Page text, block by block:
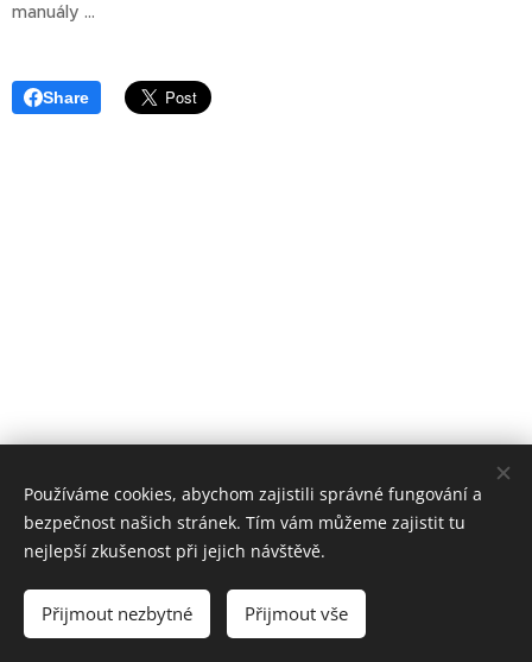
manuály ...
Share
Vytvořeno službou Cookies
Používáme cookies, abychom zajistili správné fungování a
bezpečnost našich stránek. Tím vám můžeme zajistit tu
nejlepší zkušenost při jejich návštěvě.
Přijmout nezbytné Přijmout vše